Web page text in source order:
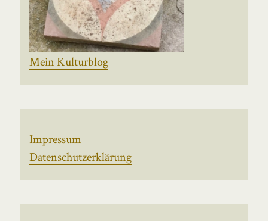
Mein Kulturblog
Impressum
Datenschutzerklärung